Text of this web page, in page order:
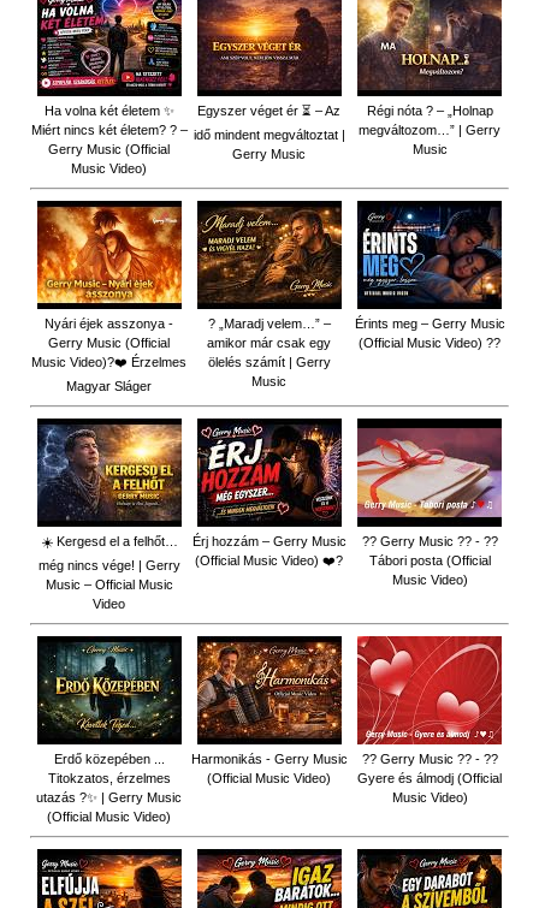
Ha volna két életem ✨
Miért nincs két életem? ? –
Gerry Music (Official
Music Video)
Egyszer véget ér ⏳ – Az
idő mindent megváltoztat |
Gerry Music
Régi nóta ? – „Holnap
megváltozom…” | Gerry
Music
Nyári éjek asszonya -
Gerry Music (Official
Music Video)?❤️ Érzelmes
Magyar Sláger
? „Maradj velem…” –
amikor már csak egy
ölelés számít | Gerry
Music
Érints meg – Gerry Music
(Official Music Video) ??
☀️ Kergesd el a felhőt…
még nincs vége! | Gerry
Music – Official Music
Video
Érj hozzám – Gerry Music
(Official Music Video) ❤️?
?? Gerry Music ?? - ??
Tábori posta (Official
Music Video)
Erdő közepében ...
Titokzatos, érzelmes
utazás ?✨ | Gerry Music
(Official Music Video)
Harmonikás - Gerry Music
(Official Music Video)
?? Gerry Music ?? - ??
Gyere és álmodj (Official
Music Video)